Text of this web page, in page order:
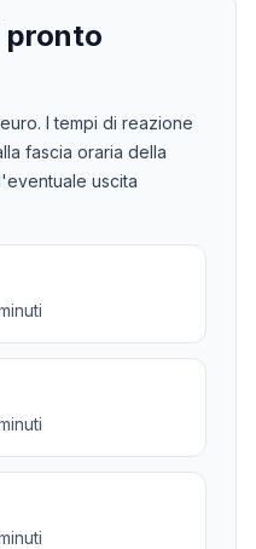
pronto
euro. I tempi di reazione
fascia oraria della
uscita